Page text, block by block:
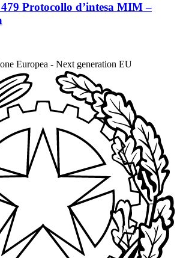
Protocollo d’intesa MIM –